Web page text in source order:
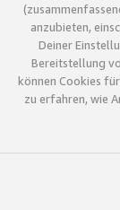
anzubieten,
Deiner
Bereitstellung
können Cookies
zu erfahren, wie